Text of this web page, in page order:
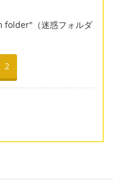
folder"（迷惑フォルダ
2